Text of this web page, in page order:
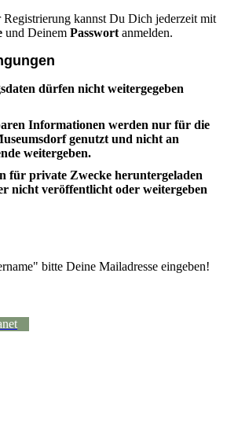
Registrierung kannst Du Dich jederzeit mit
und Deinem Passwort anmelden.
dürfen nicht weitergegeben
Informationen werden nur für die
genutzt und nicht an
weitergeben.
für private Zwecke heruntergeladen
nicht veröffentlicht oder weitergeben
bitte Deine Mailadresse eingeben!